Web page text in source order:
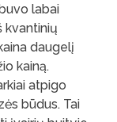
labai
kvantinių
daugelį
kainą.
atpigo
būdus. Tai